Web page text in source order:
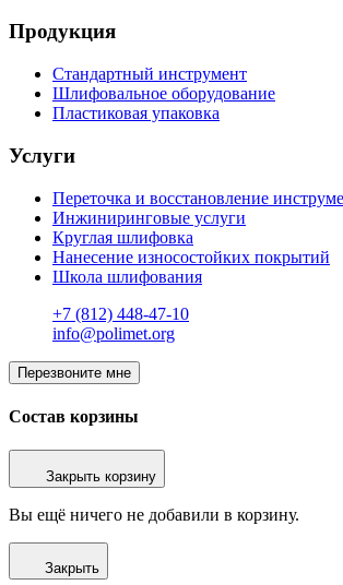
Продукция
Стандартный инструмент
Шлифовальное оборудование
Пластиковая упаковка
Услуги
Переточка и восстановление
Инжиниринговые услуги
Круглая шлифовка
Нанесение износостойких покрытий
Школа шлифования
+7 (812) 448-47-10
info@polimet.org
Перезвоните мне
Состав корзины
Закрыть корзину
Вы ещё ничего не добавили в корзину.
Закрыть